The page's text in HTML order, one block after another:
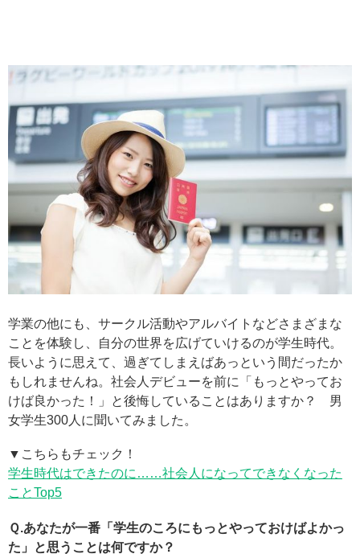
学業の他にも、サークル活動やアルバイトなどさまざまな
ことを体験し、自分の世界を広げていけるのが学生時代。
長いように思えて、過ぎてしまえばあっという間だったか
もしれませんね。社会人デビューを前に「もっとやってお
けば良かった！」と後悔していることはありますか？ 男
女学生300人に聞いてみました。
▼こちらもチェック！
学生時代はできたのに……社会人になってできなくなった
ことTop5
Ｑ.あなたが一番「学生のころにもっとやっておけばよかっ
た」と思うことは何ですか？